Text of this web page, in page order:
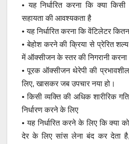
• यह निर्धारित करना कि क्या
सहायता की आवश्यकता है
• यह निर्धारित करना कि वेंटिलेटर
• बेहोश करने की क्रिया से प्रेरित शल्य
में ऑक्सीजन के स्तर की निगरानी करना
• पूरक ऑक्सीजन थेरेपी की
लिए, खासकर जब उपचार नया हो।
• किसी व्यक्ति की अधिक शारीरिक
निर्धारण करने के लिए
• यह निर्धारित करने के लिए कि क्या
देर के लिए सांस लेना बंद कर देता